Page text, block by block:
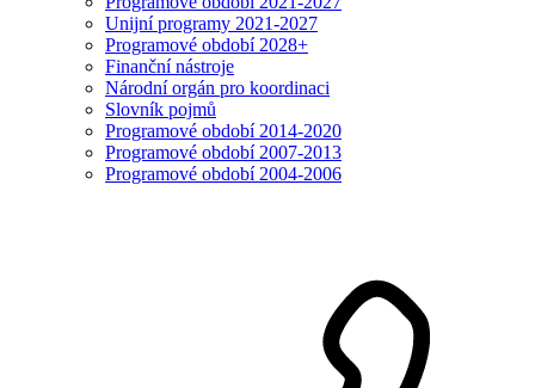
Unijní programy 2021-2027
Programové období 2028+
Finanční nástroje
Národní orgán pro koordinaci
Slovník pojmů
Programové období 2014-2020
Programové období 2007-2013
Programové období 2004-2006